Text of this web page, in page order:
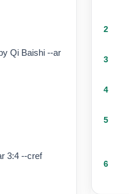
Qi Baishi --ar
3:4 --cref
2
3
4
5
6